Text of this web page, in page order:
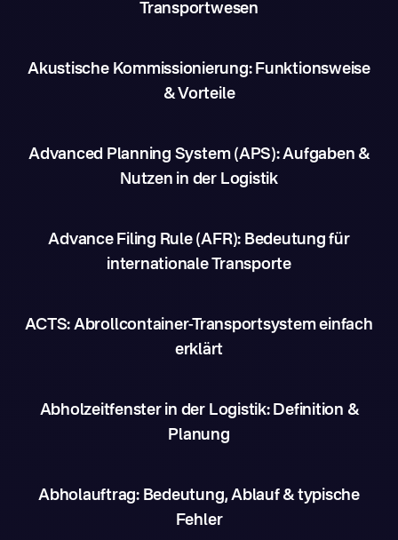
Transportwesen
Akustische Kommissionierung: Funktionsweise
& Vorteile
Advanced Planning System (APS): Aufgaben &
Nutzen in der Logistik
Advance Filing Rule (AFR): Bedeutung für
internationale Transporte
ACTS: Abrollcontainer-Transportsystem einfach
erklärt
Abholzeitfenster in der Logistik: Definition &
Planung
Abholauftrag: Bedeutung, Ablauf & typische
Fehler